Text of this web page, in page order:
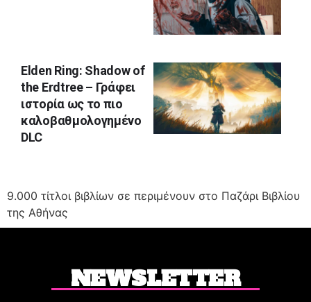
Elden Ring: Shadow of
the Erdtree – Γράφει
ιστορία ως το πιο
καλοβαθμολογημένο
DLC
9.000 τίτλοι βιβλίων σε περιμένουν στο Παζάρι Βιβλίου
της Αθήνας
NEWSLETTER